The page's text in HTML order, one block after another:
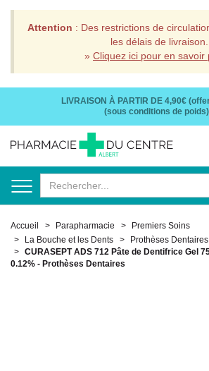
Attention : Des restrictions de
les délais de livraison.
» Cliquez ici pour en savoir
LIVRAISON À PARTIR DE4,90€
(sous conditions de poids)
Accueil Parapharmacie
Premiers Soins
La Bouche et les Dents
Prothèses Dentaires
CURASEPT ADS 712 Pâte de Dentifrice Gel
0.12% - Prothèses Dentaires